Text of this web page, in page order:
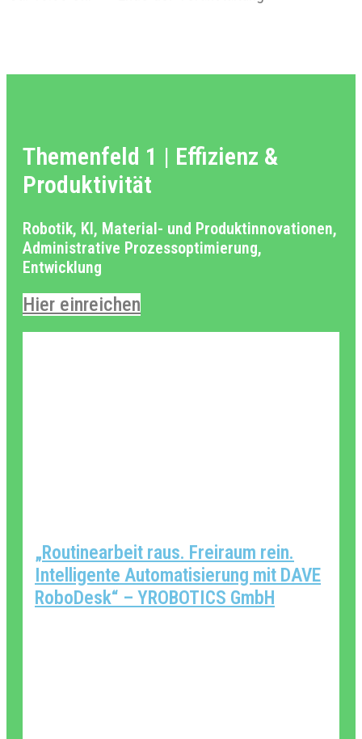
Themenfeld 1 | Effizienz &
Produktivität
Robotik, KI, Material- und Produktinnovationen,
Administrative Prozessoptimierung,
Entwicklung
Hier einreichen
„Routinearbeit raus. Freiraum rein.
Intelligente Automatisierung mit DAVE
RoboDesk“ – YROBOTICS GmbH